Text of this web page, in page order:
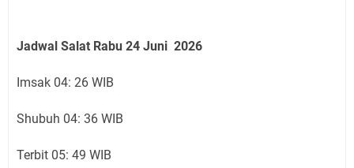
Jadwal Salat Rabu 24 Juni 2026
Imsak 04: 26 WIB
Shubuh 04: 36 WIB
Terbit 05: 49 WIB